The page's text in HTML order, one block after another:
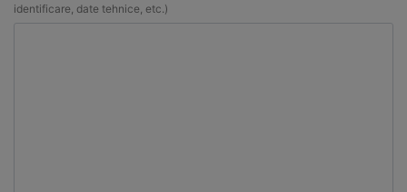
identificare, date tehnice, etc.)